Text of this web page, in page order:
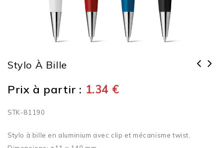
Stylo À Bille
Prix à partir : 1.34 €
STK-81190
Stylo à bille en aluminium avec clip et mécanisme twist.